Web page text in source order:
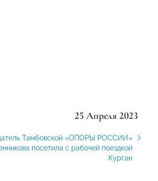
25 Апреля 2023
Тамбовской «ОПОРЫ РОССИИ»
посетила с рабочей поездкой
Курган